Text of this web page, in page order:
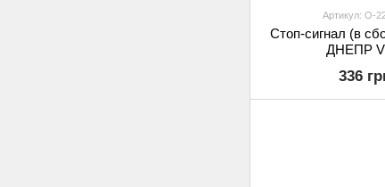
Артикул: O-
Стоп-сигнал (в
ДНЕПР
336